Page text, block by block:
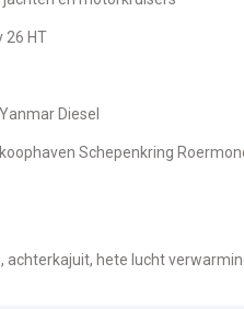
26 HT
Diesel
Schepenkring
achterkajuit, hete lucht